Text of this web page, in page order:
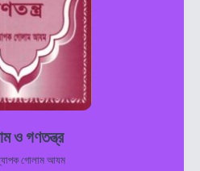
ও গণতন্ত্র
গোলাম আযম